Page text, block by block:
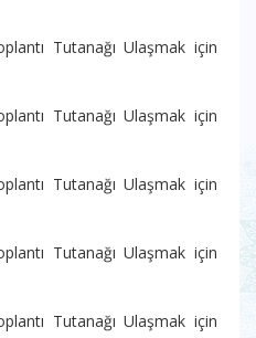
Tutanağı Ulaşmak için
Tutanağı Ulaşmak için
Tutanağı Ulaşmak için
Tutanağı Ulaşmak için
Tutanağı Ulaşmak için